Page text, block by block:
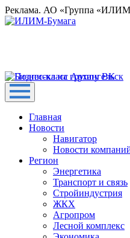
Реклама. АО «Группа
Главная
Новости
Навигатор
Новости
Регион
Энергетика
Транспорт и связь
Стройиндустрия
ЖКХ
Агропром
Лесной комплекс